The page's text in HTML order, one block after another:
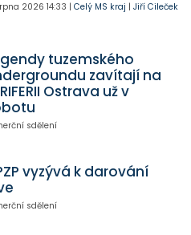
2026 14:33 | Celý MS kraj | Jiří Cileček
tuzemského
zavítají na
Ostrava už v
sdělení
vyzývá k darování
sdělení